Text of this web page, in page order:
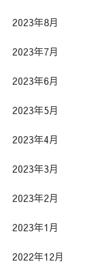
2023年8月
2023年7月
2023年6月
2023年5月
2023年4月
2023年3月
2023年2月
2023年1月
2022年12月